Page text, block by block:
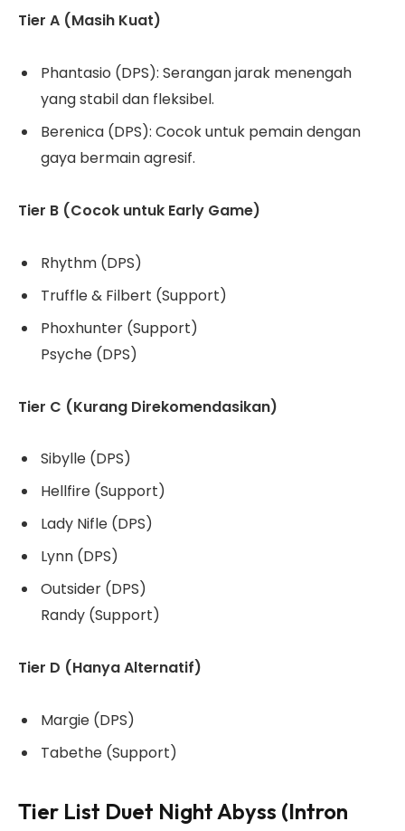
Tier A (Masih Kuat)
Phantasio (DPS): Serangan jarak menengah
yang stabil dan fleksibel.
Berenica (DPS): Cocok untuk pemain dengan
gaya bermain agresif.
Tier B (Cocok untuk Early Game)
Rhythm (DPS)
Truffle & Filbert (Support)
Phoxhunter (Support)
Psyche (DPS)
Tier C (Kurang Direkomendasikan)
Sibylle (DPS)
Hellfire (Support)
Lady Nifle (DPS)
Lynn (DPS)
Outsider (DPS)
Randy (Support)
Tier D (Hanya Alternatif)
Margie (DPS)
Tabethe (Support)
Tier List Duet Night Abyss (Intron